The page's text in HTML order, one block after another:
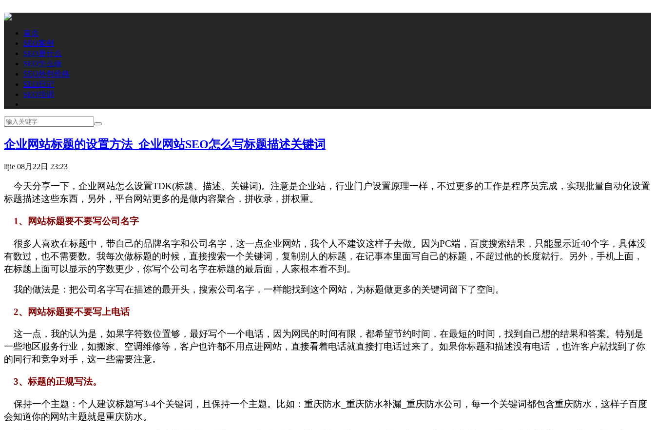
首页
SEO案例
SEO是什么
SEO怎么做
SEO外包价格
SEO日记
SEO培训
企业网站标题的设置方法_企业网站SEO怎么写标题描述关键词
lijie 08月22日 23:23
今天分享一下，企业网站怎么设置TDK(标题、描述、关键词)。注意是企业站，行业门户设置原理一样，不过更多的工作是程序员完成，实现批量自动化设置
标题描述这些东西，另外，平台网站更多的是做内容聚合，拼收录，拼权重。
1、网站标题要不要写公司名字
很多人喜欢在标题中，带自己的品牌名字和公司名字，这一点企业网站，我个人不建议这样子去做。因为PC端，百度搜索结果，只能显示近40个字，具体没
有数过，也不需要数。我每次做标题的时候，直接搜索一个关键词，复制别人的标题，在记事本里面写自己的标题，不超过他的长度就行。另外，手机上面，
在标题上面可以显示的字数更少，你写个公司名字在标题的最后面，人家根本看不到。
我的做法是：把公司名字写在描述的最开头，搜索公司名字，一样能找到这个网站，为标题做更多的关键词留下了空间。
2、网站标题要不要写上电话
这一点，我的认为是，如果字符数位置够，最好写个一个电话，因为网民的时间有限，都希望节约时间，在最短的时间，找到自己想的结果和答案。特别是
一些地区服务行业，如搬家、空调维修等，客户也许都不用点进网站，直接看着电话就直接打电话过来了。如果你标题和描述没有电话 ，也许客户就找到了你
的同行和竞争对手，这一些需要注意。
3、标题的正规写法。
保持一个主题：个人建议标题写3-4个关键词，且保持一个主题。比如：重庆防水_重庆防水补漏_重庆防水公司，每一个关键词都包含重庆防水，这样子百度
会知道你的网站主题就是重庆防水。